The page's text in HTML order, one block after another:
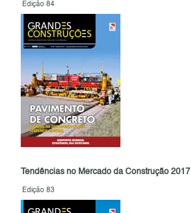
Edição 84
Tendências no Mercado da Construção 2017
Edição 83